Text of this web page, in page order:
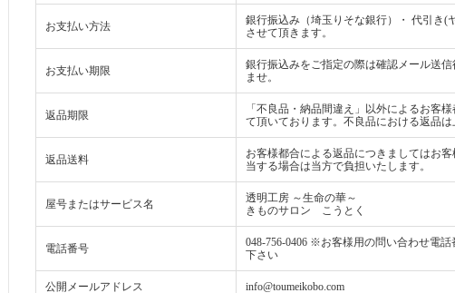
お支払い方法
銀行振込み（埼玉りそな銀行）・ 代引き(
させて頂きます。
お支払い期限
銀行振込みをご指定の際は確認メール送
ませ。
返品期限
「不良品・納品間違え」以外によるお客
て頂いております。不良品における返品
返品送料
お客様都合による返品につきましてはお
当する場合は当方で負担いたします。
屋号またはサービス名
透明工房 ～生命の華～
きものサロン こうとく
電話番号
048-756-0406 ※お客様用の問い合わせ電
下さい
公開メールアドレス info@toumeikobo.com